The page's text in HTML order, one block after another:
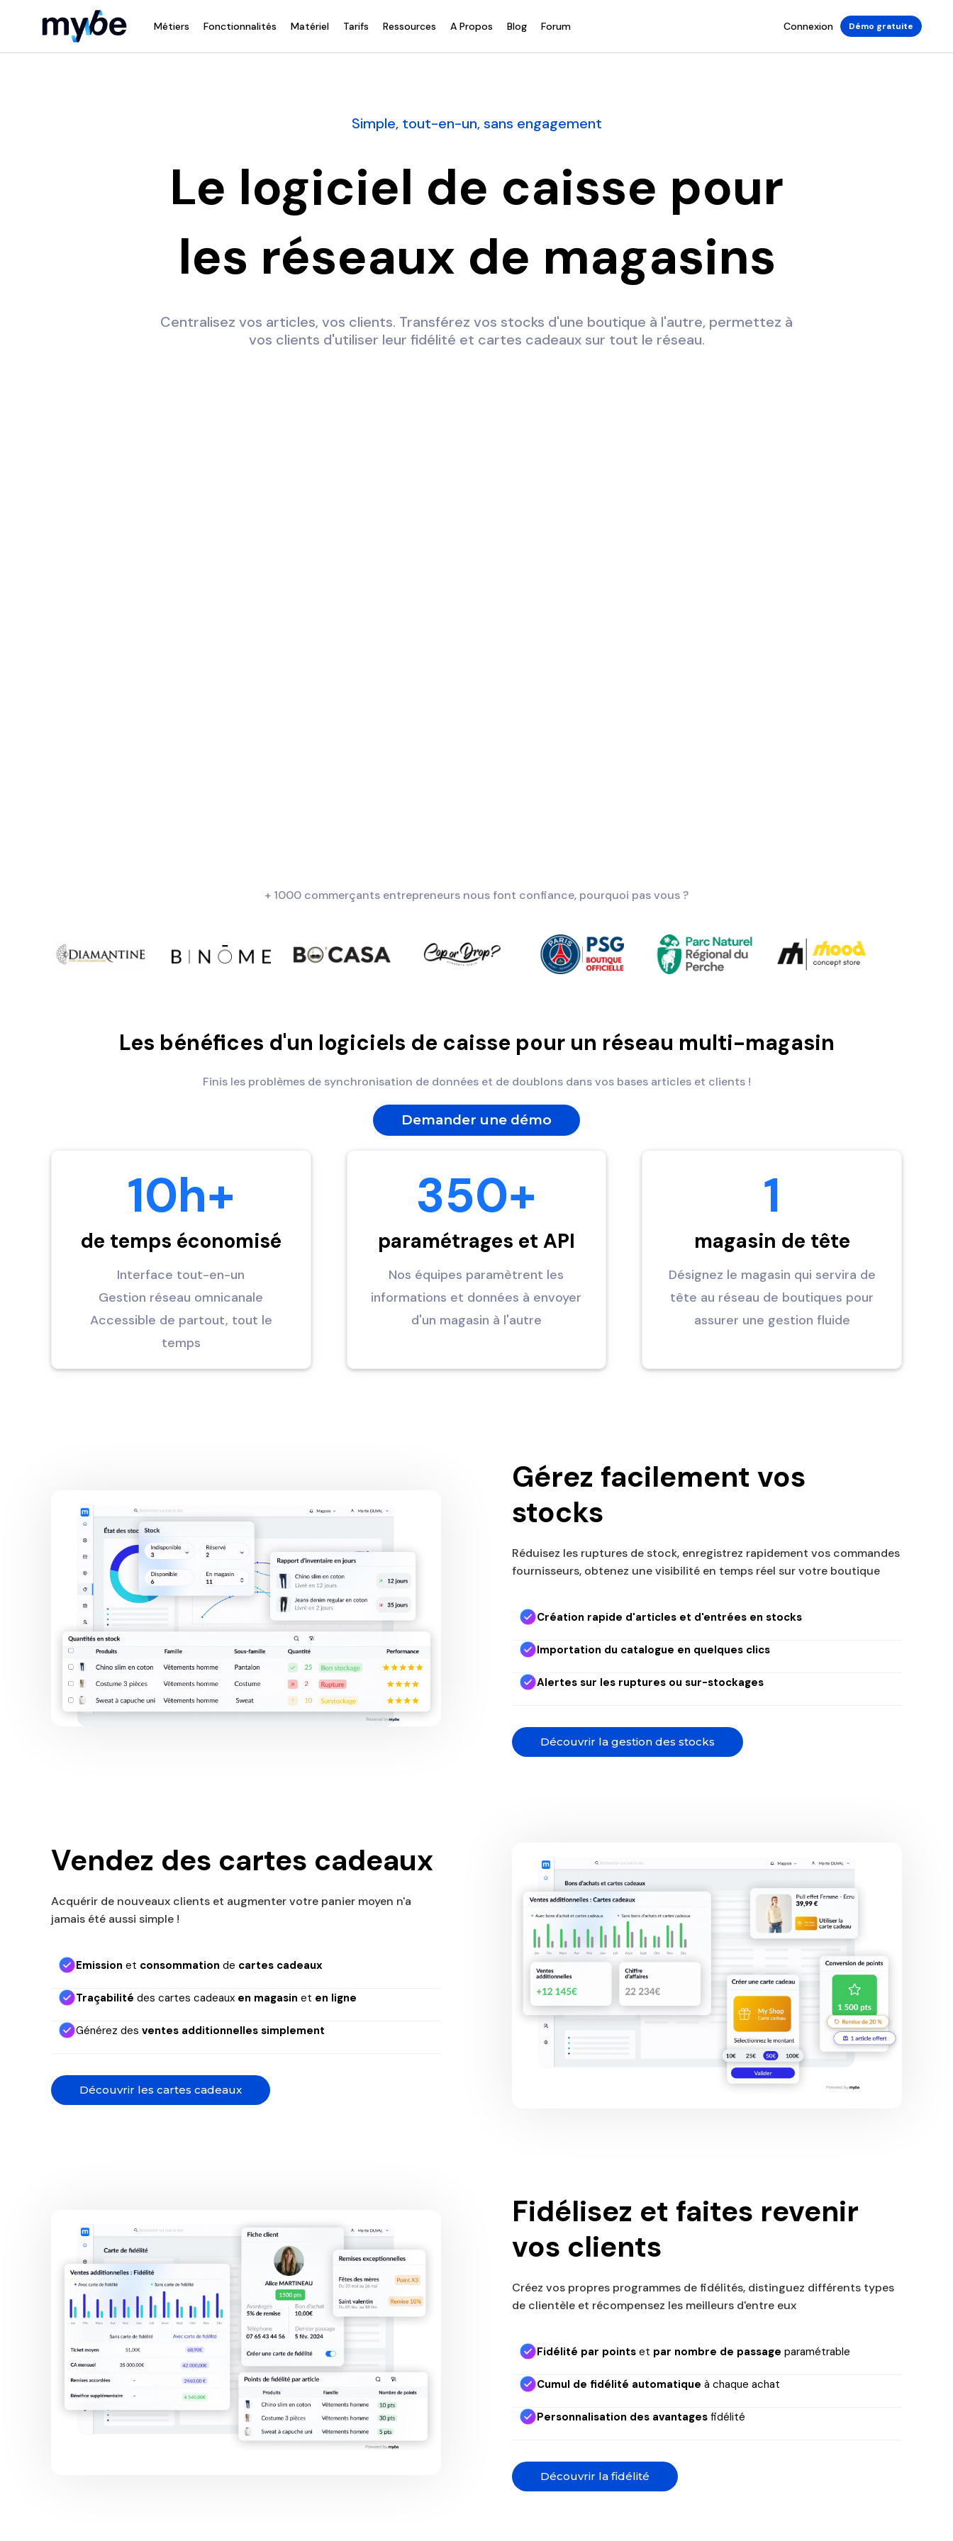
Métiers Fonctionnalités Matériel Tarifs Ressources A Propos Blog Forum Connexion Démo gratuite
Simple, tout-en-un, sans engagement
Le logiciel de caisse pour
les réseaux de magasins
Centralisez vos articles, vos clients. Transférez vos stocks d'une boutique à l'autre, permettez à
vos clients d'utiliser leur fidélité et cartes cadeaux sur tout le réseau.
+ 1000 commerçants entrepreneurs nous font confiance, pourquoi pas vous ?
Les bénéfices d'un logiciels de caisse pour un réseau multi-magasin
Finis les problèmes de synchronisation de données et de doublons dans vos bases articles et clients !
Demander une démo
10h+
de temps économisé
Interface tout-en-un
Gestion réseau omnicanale
Accessible de partout, tout le
temps
350+
paramétrages et API
Nos équipes paramètrent les
informations et données à envoyer
d'un magasin à l'autre
1
magasin de tête
Désignez le magasin qui servira de
tête au réseau de boutiques pour
assurer une gestion fluide
Gérez facilement vos
stocks
Réduisez les ruptures de stock, enregistrez rapidement vos commandes
fournisseurs, obtenez une visibilité en temps réel sur votre boutique
Création rapide d'articles et d'entrées en stocks
Importation du catalogue en quelques clics
Alertes sur les ruptures ou sur-stockages
Découvrir la gestion des stocks
Vendez des cartes cadeaux
Acquérir de nouveaux clients et augmenter votre panier moyen n'a
jamais été aussi simple !
Emission et consommation de cartes cadeaux
Traçabilité des cartes cadeaux en magasin et en ligne
Générez des ventes additionnelles simplement
Découvrir les cartes cadeaux
Fidélisez et faites revenir
vos clients
Créez vos propres programmes de fidélités, distinguez différents types
de clientèle et récompensez les meilleurs d'entre eux
Fidélité par points et par nombre de passage paramétrable
Cumul de fidélité automatique à chaque achat
Personnalisation des avantages fidélité
Découvrir la fidélité